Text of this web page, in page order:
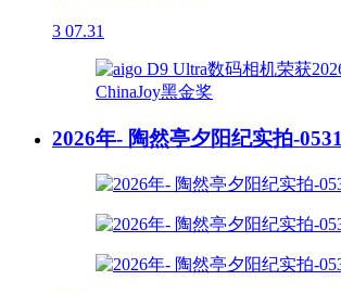
3 07.31
2026年- 陶然亭夕阳纪实拍-0531